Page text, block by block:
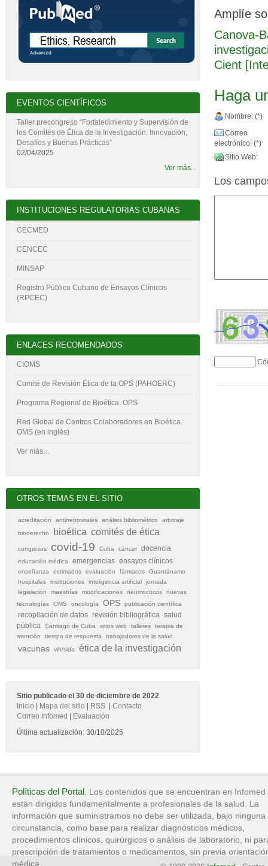
Amplíe
Canova-
Cient
Haga
Nombre: (*)
Correo
electrónico: (*)
Sitio Web:
Los
EVENTOS CIENTÍFICOS
Taller precongreso “Fortalecimiento y Supervisión de
los Comités de Ética de la Investigación: Innovación,
Desafíos y Buenas Prácticas”
02/04/2025
Ver más...
INSTITUCIONES REGULATORIAS CUBANAS
CECMED
CENCEC
MINSAP
Registro Público Cubano de Ensayos Clínicos
(RPCEC)
ENLACES RECOMENDADOS
CIOMS
Comité de Revisión Ética de la OPS (PAHOERC)
Programa Regional de Bioética. OPS
Red Global de Centros Colaboradores en Bioética.
OMS (en inglés)
Ver más…
OTROS TEMAS EN EL SITIO
acreditación antirretrovirales análisis bibliométrico
arbitraje
bioderecho
bioética comités de ética
congresos covid-19 Cuba cáncer docencia
educación médica emergencias ensayos clínicos
enseñanza estimados evaluación fármacos
Guantánamo
hospitales
instituciones inteligencia artificial
jornada
legislación
maestrías modificaciones neumococos
nuevas
tecnologías
OMS oncología OPS publicación científica
recopilación de datos revisión bibliográfica salud
pública
Santiago de Cuba sitios web talleres
terapia de
atención
tiempo de respuesta trabajadores de la salud
vacunas vih/sida ética de la investigación
Sitio publicado el 30 de diciembre de 2022
Inicio
Mapa del sitio RSS
Contacto
Correo Infomed
Evaluación
Última actualización: 30/10/2025
Políticas del Portal. Los contenidos que se encuentran en Infomed
están dirigidos fundamentalmente a profesionales de la salud. La
información que suministramos no debe ser utilizada, bajo ninguna
circunstancia, como base para realizar diagnósticos médicos,
procedimientos clínicos, quirúrgicos o análisis de laboratorio, ni
prescripción de tratamientos o medicamentos, sin previa
médica.